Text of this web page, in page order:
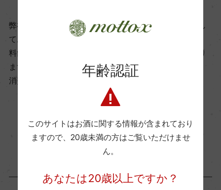
ビオ情報・認証機関
ー
弊社は、酒類販売業免許をお持ちの販売店様とお取引し
ております。
料飲店様には帳合酒販店様を通して商品を提供しており
ます。
消費者様には酒販店様の紹介をしております
お取り寄せ可能店一覧はこちら
年齢認証
このサイトはお酒に関する情報が含まれており
ますので、 20歳未満の方はご覧いただけませ
ん。
あなたは20歳以上ですか？